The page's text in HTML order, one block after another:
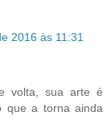
2016 às 11:31
volta, sua arte é
que a torna ainda